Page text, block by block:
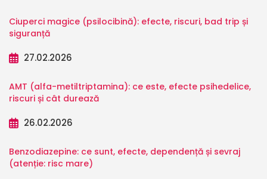
Ciuperci magice (psilocibină): efecte, riscuri, bad trip și
siguranță
27.02.2026
AMT (alfa-metiltriptamina): ce este, efecte psihedelice,
riscuri și cât durează
26.02.2026
Benzodiazepine: ce sunt, efecte, dependență și sevraj
(atenție: risc mare)